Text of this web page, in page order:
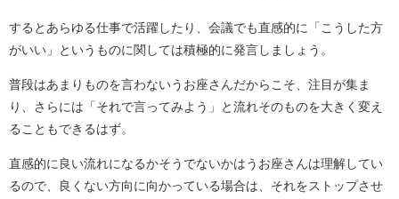
するとあらゆる仕事で活躍したり、会議でも直感的に「こうした方
がいい」というものに関しては積極的に発言しましょう。
普段はあまりものを言わないうお座さんだからこそ、注目が集ま
り、さらには「それで言ってみよう」と流れそのものを大きく変え
ることもできるはず。
直感的に良い流れになるかそうでないかはうお座さんは理解してい
るので、良くない方向に向かっている場合は、それをストップさせ